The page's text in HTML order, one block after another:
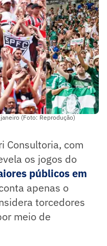
(Foto: Reprodução)
Consultoria, com
os jogos do
públicos em
apenas o
torcedores
meio de